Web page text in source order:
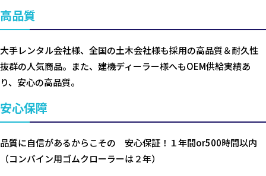
高品質
大手レンタル会社様、全国の土木会社様も採用の高品質＆耐久性
抜群の人気商品。また、建機ディーラー様へもOEM供給実績あ
り、安心の高品質。
安心保障
品質に自信があるからこその 安心保証！１年間or500時間以内
（コンバイン用ゴムクローラーは２年）